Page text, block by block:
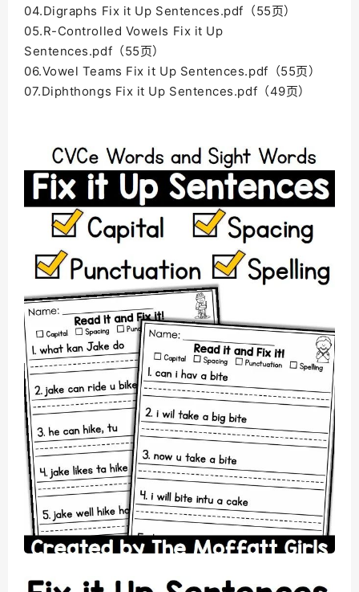
04.Digraphs Fix it Up Sentences.pdf（55页）
05.R-Controlled Vowels Fix it Up
Sentences.pdf（55页）
06.Vowel Teams Fix it Up Sentences.pdf（55页）
07.Diphthongs Fix it Up Sentences.pdf（49页）